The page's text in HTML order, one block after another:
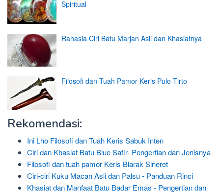
Spiritual
Rahasia Ciri Batu Marjan Asli dan Khasiatnya
Filosofi dan Tuah Pamor Keris Pulo Tirto
Rekomendasi:
Ini Lho Filosofi dan Tuah Keris Sabuk Inten
Ciri dan Khasiat Batu Blue Safir- Pengertian dan Jenisnya
Filosofi dan tuah pamor Keris Blarak Sineret
Ciri-ciri Kuku Macan Asli dan Palsu - Panduan Rinci
Khasiat dan Manfaat Batu Badar Emas - Pengertian dan